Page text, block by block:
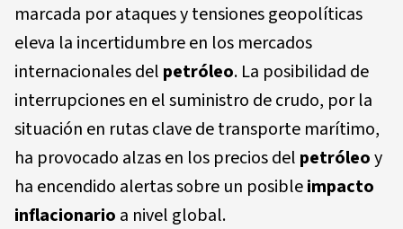
marcada por ataques y tensiones geopolíticas
eleva la incertidumbre en los mercados
internacionales del petróleo. La posibilidad de
interrupciones en el suministro de crudo, por la
situación en rutas clave de transporte marítimo,
ha provocado alzas en los precios del petróleoy
ha encendido alertas sobre un posibleimpacto
inflacionario a nivel global.